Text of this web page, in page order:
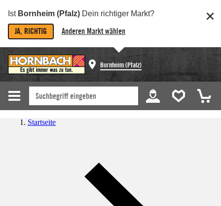
Ist Bornheim (Pfalz) Dein richtiger Markt?
JA, RICHTIG Anderen Markt wählen
Bornheim (Pfalz)
Startseite